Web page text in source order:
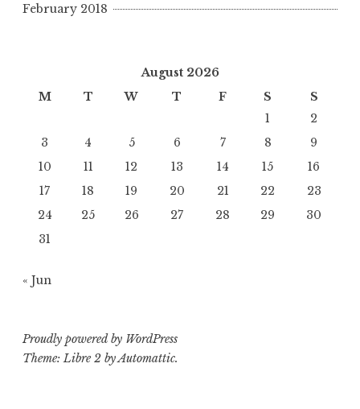
February 2018
August 2026
M
T W T F S
S
1
2
3
4 5 6 7 8
9
10
11 12 13 14 15
16
17
18 19 20 21 22
23
24
25 26 27 28 29
30
31
« Jun
Proudly powered by WordPress
Theme: Libre 2 byAutomattic.